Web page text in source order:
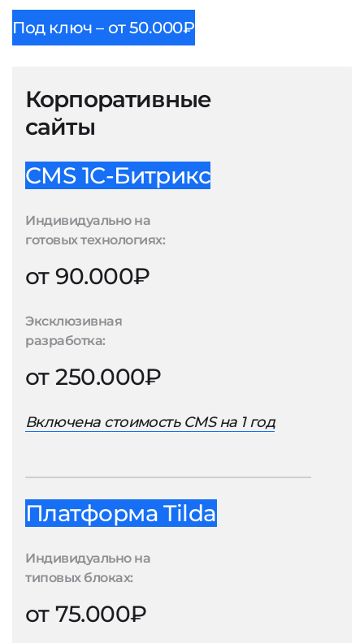
Под ключ – от 50.000₽
Корпоративные
сайты
CMS 1С-Битрикс
Индивидуально на
готовых технологиях:
от 90.000₽
Эксклюзивная
разработка:
от 250.000₽
Включена стоимость CMS на 1 год
Платформа Tilda
Индивидуально на
типовых блоках:
от 75.000₽